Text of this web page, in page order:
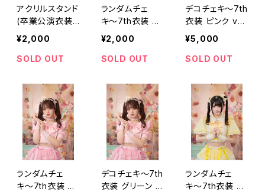
アクリルスタンド
(卒業公演衣装)
【月見 める】
¥2,000
SOLD OUT
ランダムチェ
キ〜7th衣装 ピ
ンク ver.～【山
田 雛】
¥2,000
SOLD OUT
デコチェキ～7th
衣装 ピンク ve
r.～【山田 雛】
¥5,000
SOLD OUT
ランダムチェ
キ〜7th衣装 グ
デコチェキ～7th
衣装 グリーン v
ランダムチェ
キ〜7th衣装 パ